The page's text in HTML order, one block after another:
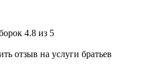
4.8 из 5
отзыв на услуги братьев